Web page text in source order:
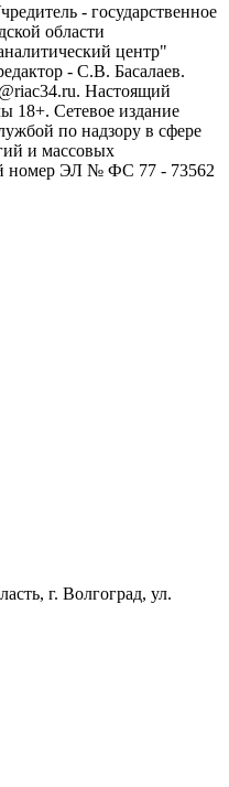
- государственное
области
центр"
- С.В. Басалаев.
Настоящий
18+. Сетевое издание
по надзору в сфере
и массовых
номер ЭЛ № ФС 77 - 73562
г. Волгоград, ул.